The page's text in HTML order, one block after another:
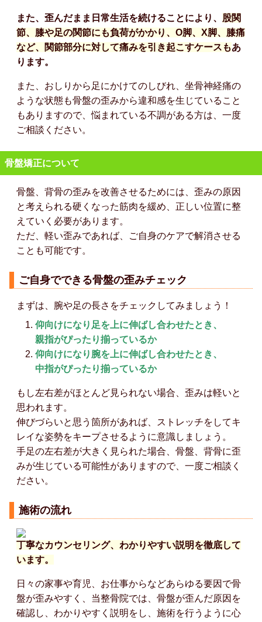
また、歪んだまま日常生活を続けることにより、 股関
節、膝や足の関節にも負荷がかかり、O脚、X脚、膝痛
など、関節部分に対して痛みを引き起こすケースもあ
ります。
また、おしりから足にかけてのしびれ、坐骨神経痛の
ような状態も骨盤の歪みから違和感を生じていること
もありますので、悩まれている不調がある方は、一度
ご相談ください。
骨盤矯正について
骨盤、背骨の歪みを改善させるためには、歪みの原因
と考えられる硬くなった筋肉を緩め、正しい位置に整
えていく必要があります。
ただ、軽い歪みであれば、ご自身のケアで解消させる
ことも可能です。
ご自身でできる骨盤の歪みチェック
まずは、腕や足の長さをチェックしてみましょう！
仰向けになり足を上に伸ばし合わせたとき、
親指がぴったり揃っているか
仰向けになり腕を上に伸ばし合わせたとき、
中指がぴったり揃っているか
もし左右差がほとんど見られない場合、歪みは軽いと
思われます。
伸びづらいと思う箇所があれば、ストレッチをしてキ
レイな姿勢をキープさせるように意識しましょう。
手足の左右差が大きく見られた場合、骨盤、背骨に歪
みが生じている可能性がありますので、一度ご相談く
ださい。
施術の流れ
丁寧なカウンセリング、わかりやすい説明を徹底して
います。
日々の家事や育児、お仕事からなどあらゆる要因で骨
盤が歪みやすく、当整骨院では、骨盤が歪んだ原因を
確認し、わかりやすく説明をし、施術を行うように心